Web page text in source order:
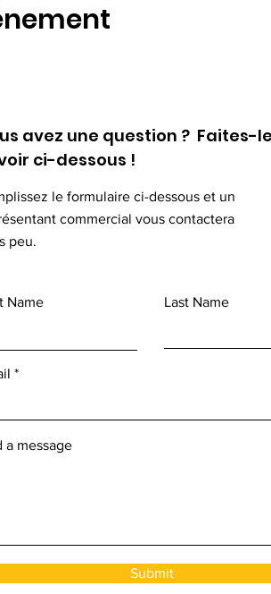
avez une question ? Faites-
ci-dessous !
le formulaire ci-dessous et un
commercial vous contactera
peu.
Name Last Name
a message
Submit